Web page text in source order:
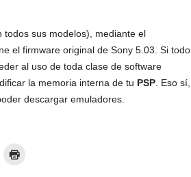
sus modelos), mediante el
el firmware original de Sony 5.03. Si todo
al uso de toda clase de software
la memoria interna de tu PSP. Eso sí,
descargar emuladores.